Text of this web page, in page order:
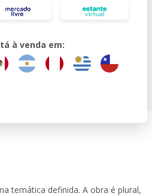
à venda em:
temática definida. A obra é plural,